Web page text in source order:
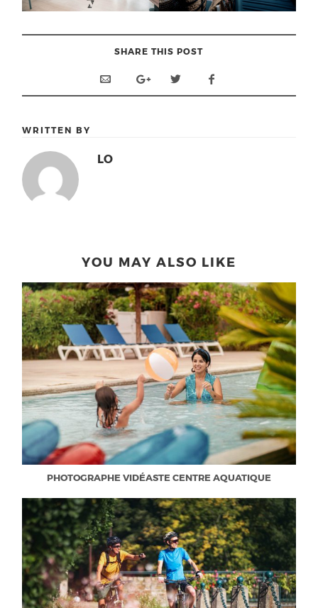
SHARE THIS POST
WRITTEN BY
LO
YOU MAY ALSO LIKE
PHOTOGRAPHE VIDÉASTE CENTRE AQUATIQUE